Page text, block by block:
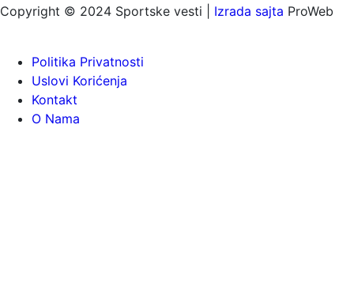
Copyright © 2024 Sportske vesti | Izrada sajta ProWeb
Politika Privatnosti
Uslovi Korićenja
Kontakt
O Nama